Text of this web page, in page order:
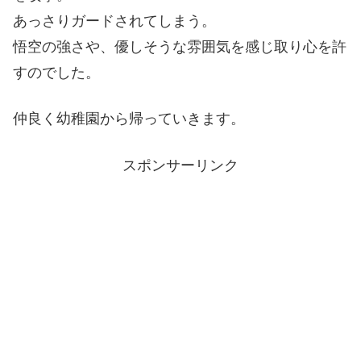
あっさりガードされてしまう。
悟空の強さや、優しそうな雰囲気を感じ取り心を許
すのでした。
仲良く幼稚園から帰っていきます。
スポンサーリンク